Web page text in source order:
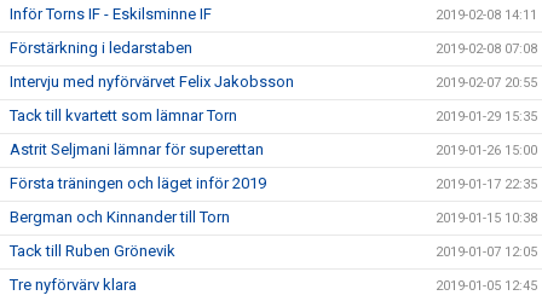
Inför Torns IF - Eskilsminne IF 2019-02-08 14:11
Förstärkning i ledarstaben 2019-02-08 07:08
Intervju med nyförvärvet Felix Jakobsson 2019-02-07 20:55
Tack till kvartett som lämnar Torn 2019-01-29 15:35
Astrit Seljmani lämnar för superettan 2019-01-26 15:00
Första träningen och läget inför 2019 2019-01-17 22:35
Bergman och Kinnander till Torn 2019-01-15 10:38
Tack till Ruben Grönevik 2019-01-07 12:05
Tre nyförvärv klara 2019-01-05 12:45